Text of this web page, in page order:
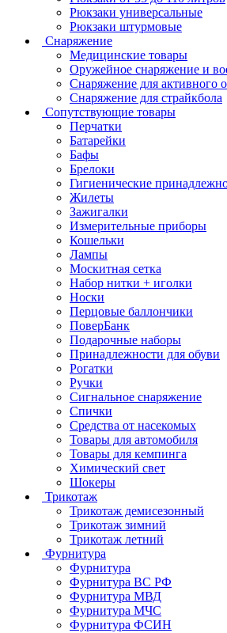
Рюкзаки универсальные
Рюкзаки штурмовые
Снаряжение
Медицинские товары
Оружейное снаряжение и
Снаряжение для активного
Снаряжение для страйкбола
Сопутствующие товары
Перчатки
Батарейки
Бафы
Брелоки
Гигиенические
Жилеты
Зажигалки
Измерительные приборы
Кошельки
Лампы
Москитная сетка
Набор нитки + иголки
Носки
Перцовые баллончики
ПоверБанк
Подарочные наборы
Принадлежности для обуви
Рогатки
Ручки
Сигнальное снаряжение
Спички
Средства от насекомых
Товары для автомобиля
Товары для кемпинга
Химический свет
Шокеры
Трикотаж
Трикотаж демисезонный
Трикотаж зимний
Трикотаж летний
Фурнитура
Фурнитура
Фурнитура ВС РФ
Фурнитура МВД
Фурнитура МЧС
Фурнитура ФСИН